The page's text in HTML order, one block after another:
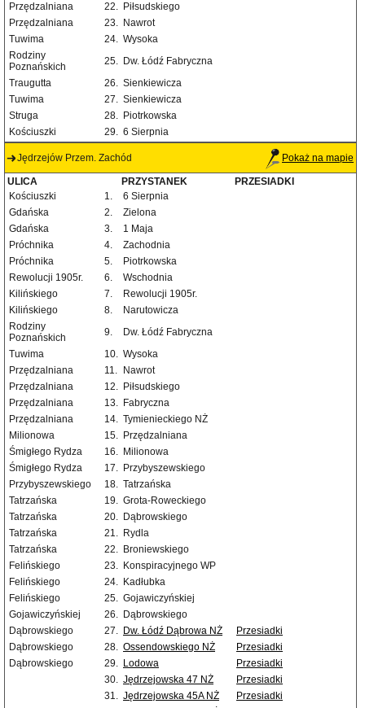
Przędzalniana
22. Piłsudskiego
Przędzalniana
23. Nawrot
Tuwima
24. Wysoka
Rodziny
Poznańskich
25. Dw. Łódź Fabryczna
Traugutta
26. Sienkiewicza
Tuwima
27. Sienkiewicza
Struga
28. Piotrkowska
Kościuszki
29. 6 Sierpnia
Jędrzejów Przem. Zachód Pokaż na mapie
ULICA PRZYSTANEK
PRZESIADKI
Kościuszki
1.
6 Sierpnia
Gdańska
2.
Zielona
Gdańska
3.
1 Maja
Próchnika
4.
Zachodnia
Próchnika
5.
Piotrkowska
Rewolucji 1905r.
6.
Wschodnia
Kilińskiego
7.
Rewolucji 1905r.
Kilińskiego
8.
Narutowicza
Rodziny
Poznańskich
9.
Dw. Łódź Fabryczna
Tuwima
10. Wysoka
Przędzalniana
11.
Nawrot
Przędzalniana
12. Piłsudskiego
Przędzalniana
13. Fabryczna
Przędzalniana
14. Tymienieckiego NŻ
Milionowa
15. Przędzalniana
Śmigłego Rydza
16. Milionowa
Śmigłego Rydza
17. Przybyszewskiego
Przybyszewskiego
18. Tatrzańska
Tatrzańska
19. Grota-Roweckiego
Tatrzańska
20. Dąbrowskiego
Tatrzańska
21. Rydla
Tatrzańska
22. Broniewskiego
Felińskiego
23. Konspiracyjnego WP
Felińskiego
24. Kadłubka
Felińskiego
25. Gojawiczyńskiej
Gojawiczyńskiej
26. Dąbrowskiego
Dąbrowskiego
27. Dw. Łódź Dąbrowa NŻ
Przesiadki
Dąbrowskiego
28. Ossendowskiego NŻ
Przesiadki
Dąbrowskiego
29. Lodowa
Przesiadki
30. Jędrzejowska 47 NŻ
Przesiadki
31. Jędrzejowska 45A NŻ
Przesiadki